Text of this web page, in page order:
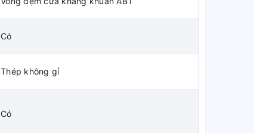
Có
Thép không gỉ
Có